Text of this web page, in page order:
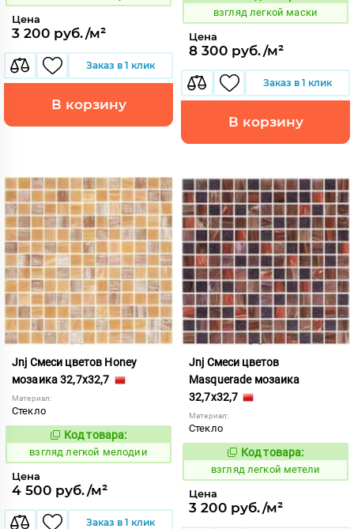
Цена
3 200 руб./м²
Заказ в 1 клик
В корзину
взгляд легкой маски
Цена
8 300 руб./м²
Заказ в 1 клик
В корзину
Jnj Смеси цветов Honey
мозаика 32,7x32,7
Материал:
Стекло
130548
Код товара:
взгляд легкой мелодии
Цена
4 500 руб./м²
Заказ в 1 клик
Jnj Смеси цветов
Masquerade мозаика
32,7x32,7
Материал:
Стекло
130550
Код товара:
взгляд легкой метели
Цена
3 200 руб./м²